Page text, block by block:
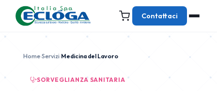
Contattaci
Home›Servizi›Medicina del Lavoro
SORVEGLIANZA SANITARIA